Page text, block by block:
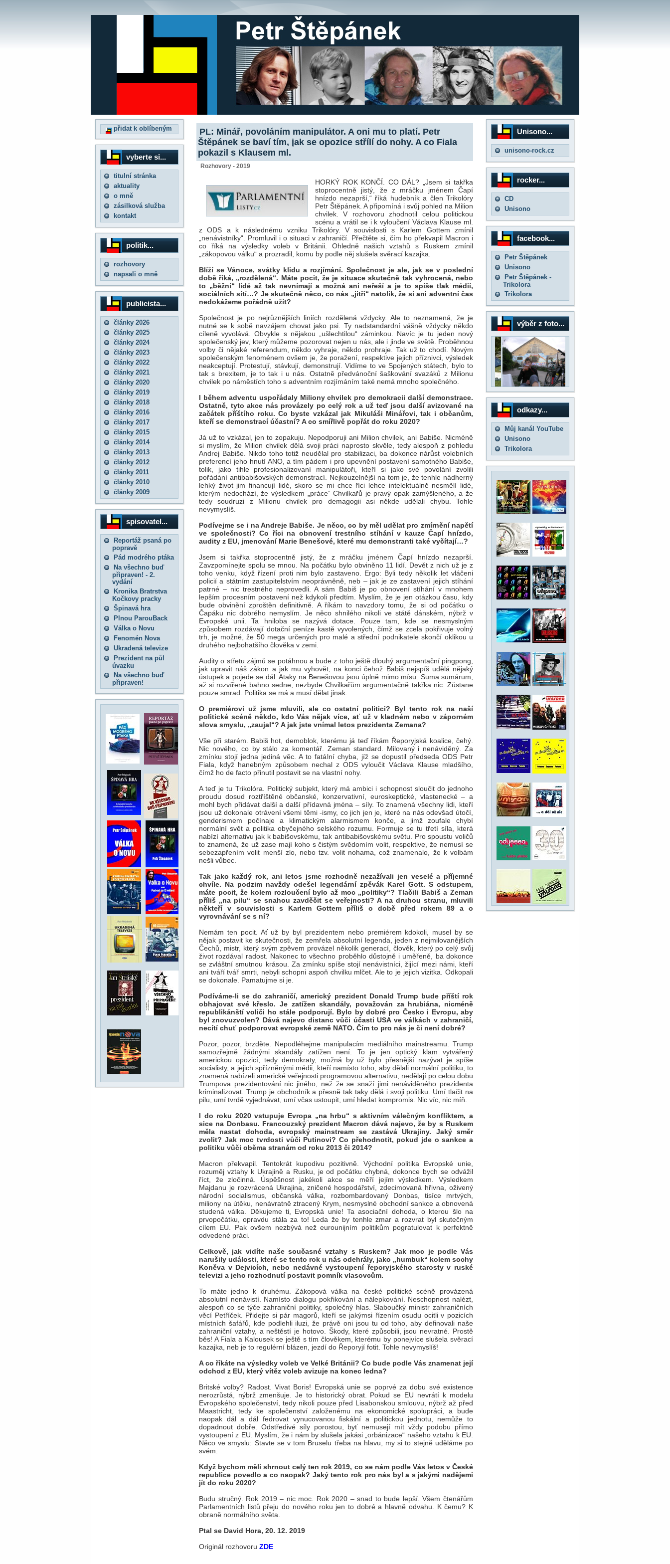
přidat k oblíbeným
vyberte si...
titulní stránka
aktuality
o mně
zásilková služba
kontakt
politik...
rozhovory
napsali o mně
publicista...
články 2026
články 2025
články 2024
články 2023
články 2022
články 2021
články 2020
články 2019
články 2018
články 2016
články 2017
články 2015
články 2014
články 2013
články 2012
články 2011
články 2010
články 2009
spisovatel...
Reportáž psaná po
popravě
Pád modrého ptáka
Na všechno buď
připraven! - 2.
vydání
Kronika Bratrstva
Kočkovy pracky
Špinavá hra
Plnou ParouBack
Válka o Novu
Fenomén Nova
Ukradená televize
Prezident na půl
úvazku
Na všechno buď
připraven!
PL: Minář, povoláním manipulátor. A oni mu to platí. Petr
Štěpánek se baví tím, jak se opozice střílí do nohy. A co Fiala
pokazil s Klausem ml.
Rozhovory - 2019
HORKÝ ROK KONČÍ. CO DÁL? „Jsem si takřka
stoprocentně jistý, že z mráčku jménem Čapí
hnízdo nezaprší,“ říká hudebník a člen Trikolóry
Petr Štěpánek. A připomíná i svůj pohled na Milion
chvilek. V rozhovoru zhodnotil celou politickou
scénu a vrátil se i k vyloučení Václava Klause ml.
z ODS a k následnému vzniku Trikolóry. V souvislosti s Karlem Gottem zmínil
„nenávistníky“. Promluvil i o situaci v zahraničí. Přečtěte si, čím ho překvapil Macron i
co říká na výsledky voleb v Británii. Ohledně našich vztahů s Ruskem zmínil
„zákopovou válku“ a prozradil, komu by podle něj slušela svěrací kazajka.
Blíží se Vánoce, svátky klidu a rozjímání. Společnost je ale, jak se v poslední
době říká, „rozdělená“. Máte pocit, že je situace skutečně tak vyhrocená, nebo
to „běžní“ lidé až tak nevnímají a možná ani neřeší a je to spíše tlak médií,
sociálních sítí…? Je skutečně něco, co nás „jitří“ natolik, že si ani adventní čas
nedokážeme pořádně užít?
Společnost je po nejrůznějších liniích rozdělená vždycky. Ale to neznamená, že je
nutné se k sobě navzájem chovat jako psi. Ty nadstandardní vášně vždycky někdo
cíleně vyvolává. Obvykle s nějakou „ušlechtilou“ záminkou. Navíc je tu jeden nový
společenský jev, který můžeme pozorovat nejen u nás, ale i jinde ve světě. Proběhnou
volby či nějaké referendum, někdo vyhraje, někdo prohraje. Tak už to chodí. Novým
společenským fenoménem ovšem je, že poražení, respektive jejich příznivci, výsledek
neakceptují. Protestují, stávkují, demonstrují. Vidíme to ve Spojených státech, bylo to
tak s brexitem, je to tak i u nás. Ostatně předvánoční šaškování svazáků z Milionu
chvilek po náměstích toho s adventním rozjímáním také nemá mnoho společného.
I během adventu uspořádaly Miliony chvilek pro demokracii další demonstrace.
Ostatně, tyto akce nás provázely po celý rok a už teď jsou další avizované na
začátek příštího roku. Co byste vzkázal jak Mikuláši Minářovi, tak i občanům,
kteří se demonstrací účastní? A co smířlivě popřát do roku 2020?
Já už to vzkázal, jen to zopakuju. Nepodporuji ani Milion chvilek, ani Babiše. Nicméně
si myslím, že Milion chvilek dělá svoji práci naprosto skvěle, tedy alespoň z pohledu
Andrej Babiše. Nikdo toho totiž neudělal pro stabilizaci, ba dokonce nárůst volebních
preferencí jeho hnutí ANO, a tím pádem i pro upevnění postavení samotného Babiše,
tolik, jako tihle profesionalizovaní manipulátoři, kteří si jako své povolání zvolili
pořádání antibabišovských demonstrací. Nejkouzelnější na tom je, že tenhle nádherný
lehký život jim financují lidé, skoro se mi chce říci lehce intelektuálně nesmělí lidé,
kterým nedochází, že výsledkem „práce“ Chvilkařů je pravý opak zamýšleného, a že
tedy soudruzi z Milionu chvilek pro demagogii asi někde udělali chybu. Tohle
nevymyslíš.
Podívejme se i na Andreje Babiše. Je něco, co by měl udělat pro zmírnění napětí
ve společnosti? Co říci na obnovení trestního stíhání v kauze Čapí hnízdo,
audity z EU, jmenování Marie Benešové, které mu demonstranti také vyčítají…?
Jsem si takřka stoprocentně jistý, že z mráčku jménem Čapí hnízdo nezaprší.
Zavzpomínejte spolu se mnou. Na počátku bylo obviněno 11 lidí. Devět z nich už je z
toho venku, když řízení proti nim bylo zastaveno. Ergo: Byli tedy několik let vláčeni
policií a státním zastupitelstvím neoprávněně, neb – jak je ze zastavení jejich stíhání
patrné – nic trestného neprovedli. A sám Babiš je po obnovení stíhání v mnohem
lepším procesním postavení než kdykoli předtím. Myslím, že je jen otázkou času, kdy
bude obvinění zproštěn definitivně. A říkám to navzdory tomu, že si od počátku o
Čapáku nic dobrého nemyslím. Je něco shnilého nikoli ve státě dánském, nýbrž v
Evropské unii. Ta hniloba se nazývá dotace. Pouze tam, kde se nesmyslným
způsobem rozdávají dotační peníze kastě vyvolených, čímž se zcela pokřivuje volný
trh, je možné, že 50 mega určených pro malé a střední podnikatele skončí oklikou u
druhého nejbohatšího člověka v zemi.
Audity o střetu zájmů se potáhnou a bude z toho ještě dlouhý argumentační pingpong,
jak upravit náš zákon a jak mu vyhovět, na konci čehož Babiš nejspíš udělá nějaký
ústupek a pojede se dál. Ataky na Benešovou jsou úplně mimo mísu. Suma sumárum,
až si rozvířené bahno sedne, nezbyde Chvilkařům argumentačně takřka nic. Zůstane
pouze smrad. Politika se má a musí dělat jinak.
O premiérovi už jsme mluvili, ale co ostatní politici? Byl tento rok na naší
politické scéně někdo, kdo Vás nějak více, ať už v kladném nebo v záporném
slova smyslu, „zaujal“? A jak jste vnímal letos prezidenta Zemana?
Vše při starém. Babiš hot, demoblok, kterému já teď říkám Řeporyjská koalice, čehý.
Nic nového, co by stálo za komentář. Zeman standard. Milovaný i nenáviděný. Za
zmínku stojí jedna jediná věc. A to fatální chyba, jíž se dopustil předseda ODS Petr
Fiala, když hanebným způsobem nechal z ODS vyloučit Václava Klause mladšího,
čímž ho de facto přinutil postavit se na vlastní nohy.
A teď je tu Trikolóra. Politický subjekt, který má ambici i schopnost sloučit do jednoho
proudu dosud roztříštěné občanské, konzervativní, euroskeptické, vlastenecké – a
mohl bych přidávat další a další přídavná jména – síly. To znamená všechny lidi, kteří
jsou už dokonale otrávení všemi těmi -ismy, co jich jen je, které na nás odevšad útočí,
genderismem počínaje a klimatickým alarmismem konče, a jimž zoufale chybí
normální svět a politika obyčejného selského rozumu. Formuje se tu třetí síla, která
nabízí alternativu jak k babišovskému, tak antibabišovskému světu. Pro spoustu voličů
to znamená, že už zase mají koho s čistým svědomím volit, respektive, že nemusí se
sebezapřením volit menší zlo, nebo tzv. volit nohama, což znamenalo, že k volbám
nešli vůbec.
Tak jako každý rok, ani letos jsme rozhodně nezažívali jen veselé a příjemné
chvíle. Na podzim navždy odešel legendární zpěvák Karel Gott. S odstupem,
máte pocit, že kolem rozloučení bylo až moc „politiky“? Tlačili Babiš a Zeman
příliš „na pilu“ se snahou zavděčit se veřejnosti? A na druhou stranu, mluvili
někteří v souvislosti s Karlem Gottem příliš o době před rokem 89 a o
vyrovnávání se s ní?
Nemám ten pocit. Ať už by byl prezidentem nebo premiérem kdokoli, musel by se
nějak postavit ke skutečnosti, že zemřela absolutní legenda, jeden z nejmilovanějších
Čechů, mistr, který svým zpěvem provázel několik generací, člověk, který po celý svůj
život rozdával radost. Nakonec to všechno proběhlo důstojně i uměřeně, ba dokonce
se zvláštní smutnou krásou. Za zmínku spíše stojí nenávistníci, žijící mezi námi, kteří
ani tváří tvář smrti, nebyli schopni aspoň chvilku mlčet. Ale to je jejich vizitka. Odkopali
se dokonale. Pamatujme si je.
Podíváme-li se do zahraničí, americký prezident Donald Trump bude příští rok
obhajovat své křeslo. Je zatížen skandály, považován za hrubiána, nicméně
republikánští voliči ho stále podporují. Bylo by dobré pro Česko i Evropu, aby
byl znovuzvolen? Dává najevo distanc vůči účasti USA ve válkách v zahraničí,
necítí chuť podporovat evropské země NATO. Čím to pro nás je či není dobré?
Pozor, pozor, brzděte. Nepodléhejme manipulacím mediálního mainstreamu. Trump
samozřejmě žádnými skandály zatížen není. To je jen optický klam vytvářený
americkou opozicí, tedy demokraty, možná by už bylo přesnější nazývat je spíše
socialisty, a jejich spřízněnými médii, kteří namísto toho, aby dělali normální politiku, to
znamená nabízeli americké veřejnosti programovou alternativu, nedělají po celou dobu
Trumpova prezidentování nic jiného, než že se snaží jimi nenáviděného prezidenta
kriminalizovat. Trump je obchodník a přesně tak taky dělá i svoji politiku. Umí tlačit na
pilu, umí tvrdě vyjednávat, umí včas ustoupit, umí hledat kompromis. Nic víc, nic míň.
I do roku 2020 vstupuje Evropa „na hrbu“ s aktivním válečným konfliktem, a
sice na Donbasu. Francouzský prezident Macron dává najevo, že by s Ruskem
měla nastat dohoda, evropský mainstream se zastává Ukrajiny. Jaký směr
zvolit? Jak moc tvrdosti vůči Putinovi? Co přehodnotit, pokud jde o sankce a
politiku vůči oběma stranám od roku 2013 či 2014?
Macron překvapil. Tentokrát kupodivu pozitivně. Východní politika Evropské unie,
rozuměj vztahy k Ukrajině a Rusku, je od počátku chybná, dokonce bych se odvážil
říct, že zločinná. Úspěšnost jakékoli akce se měří jejím výsledkem. Výsledkem
Majdanu je rozvrácená Ukrajina, zničené hospodářství, zdecimovaná hřivna, oživený
národní socialismus, občanská válka, rozbombardovaný Donbas, tisíce mrtvých,
miliony na útěku, nenávratně ztracený Krym, nesmyslné obchodní sankce a obnovená
studená válka. Děkujeme ti, Evropská unie! Ta asociační dohoda, o kterou šlo na
prvopočátku, opravdu stála za to! Leda že by tenhle zmar a rozvrat byl skutečným
cílem EU. Pak ovšem nezbývá než eurounijním politikům pogratulovat k perfektně
odvedené práci.
Celkově, jak vidíte naše současné vztahy s Ruskem? Jak moc je podle Vás
narušily události, které se tento rok u nás odehrály, jako „humbuk“ kolem sochy
Koněva v Dejvicích, nebo nedávné vystoupení řeporyjského starosty v ruské
televizi a jeho rozhodnutí postavit pomník vlasovcům.
To máte jedno k druhému. Zákopová válka na české politické scéně provázená
absolutní nenávistí. Namísto dialogu pokřikování a nálepkování. Neschopnost nalézt,
alespoň co se týče zahraniční politiky, společný hlas. Slaboučký ministr zahraničních
věcí Petříček. Přidejte si pár magorů, kteří se jakýmsi řízením osudu ocitli v pozicích
místních šafářů, kde podlehli iluzi, že právě oni jsou tu od toho, aby definovali naše
zahraniční vztahy, a neštěstí je hotovo. Škody, které způsobili, jsou nevratné. Prostě
běs! A Fiala a Kalousek se ještě s tím člověkem, kterému by ponejvíce slušela svěrací
kazajka, neb je to regulérní blázen, jezdí do Řeporyjí fotit. Tohle nevymyslíš!
A co říkáte na výsledky voleb ve Velké Británii? Co bude podle Vás znamenat její
odchod z EU, který vítěz voleb avizuje na konec ledna?
Britské volby? Radost. Vivat Boris! Evropská unie se poprvé za dobu své existence
nerozrůstá, nýbrž zmenšuje. Je to historický obrat. Pokud se EU nevrátí k modelu
Evropského společenství, tedy nikoli pouze před Lisabonskou smlouvu, nýbrž až před
Maastricht, tedy ke společenství založenému na ekonomické spolupráci, a bude
naopak dál a dál fedrovat vynucovanou fiskální a politickou jednotu, nemůže to
dopadnout dobře. Odstředivé síly porostou, byť nemusejí mít vždy podobu přímo
vystoupení z EU. Myslím, že i nám by slušela jakási „orbánizace“ našeho vztahu k EU.
Něco ve smyslu: Stavte se v tom Bruselu třeba na hlavu, my si to stejně uděláme po
svém.
Když bychom měli shrnout celý ten rok 2019, co se nám podle Vás letos v České
republice povedlo a co naopak? Jaký tento rok pro nás byl a s jakými nadějemi
jít do roku 2020?
Budu stručný. Rok 2019 – nic moc. Rok 2020 – snad to bude lepší. Všem čtenářům
Parlamentních listů přeju do nového roku jen to dobré a hlavně odvahu. K čemu? K
obraně normálního světa.
Ptal se David Hora, 20. 12. 2019
Originál rozhovoru ZDE
Unisono...
unisono-rock.cz
rocker...
CD
Unisono
facebook...
Petr Štěpánek
Unisono
Petr Štěpánek -
Trikolora
Trikolora
výběr z foto...
odkazy...
Můj kanál YouTube
Unisono
Trikolora